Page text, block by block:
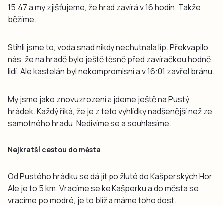
15.47 a my zjišťujeme, že hrad zavírá v 16 hodin. Takže
běžíme.
Stihli jsme to, voda snad nikdy nechutnala líp. Překvapilo
nás, že na hradě bylo ještě těsně před zavíračkou hodně
lidí. Ale kastelán byl nekompromisní a v 16:01 zavřel bránu.
My jsme jako znovuzrození a jdeme ještě na Pustý
hrádek. Každý říká, že je z této vyhlídky nadšenější než ze
samotného hradu. Nedivíme se a souhlasíme.
Nejkratší cestou do města
Od Pustého hrádku se dá jít po žluté do Kašperských Hor.
Ale je to 5 km. Vracíme se ke Kašperku a do města se
vracíme po modré, je to blíž a máme toho dost.